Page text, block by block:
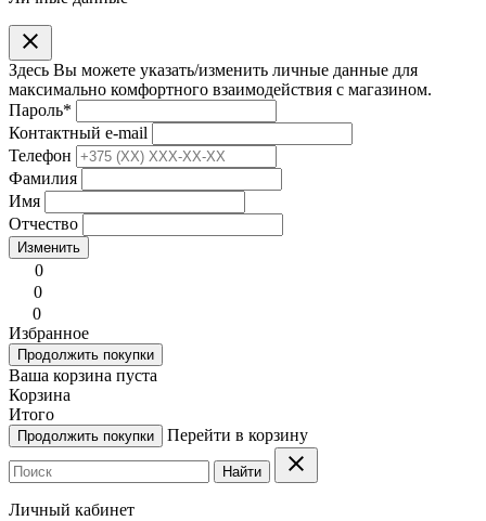
clear
Здесь Вы можете указать/изменить личные данные для
максимально комфортного взаимодействия с магазином.
Пароль*
Контактный e-mail
Телефон
Фамилия
Имя
Отчество
Изменить
0
0
0
Избранное
Продолжить покупки
Ваша корзина пуста
Корзина
Итого
Продолжить покупки Перейти в корзину
Найти clear
Личный кабинет